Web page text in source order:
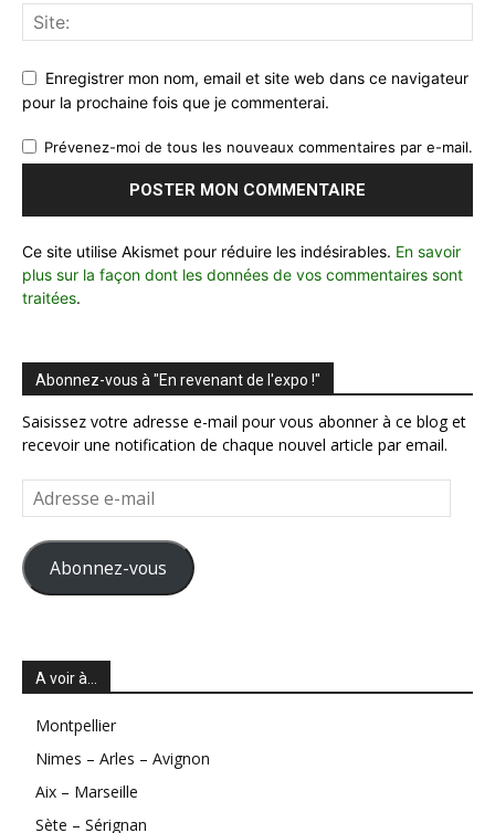
Enregistrer mon nom, email et site web dans ce navigateur
pour la prochaine fois que je commenterai.
Prévenez-moi de tous les nouveaux commentaires par e-mail.
Ce site utilise Akismet pour réduire les indésirables. En savoir
plus sur la façon dont les données de vos commentaires sont
traitées.
Abonnez-vous à "En revenant de l'expo !"
Saisissez votre adresse e-mail pour vous abonner à ce blog et
recevoir une notification de chaque nouvel article par email.
Adresse
e-
mail
Abonnez-vous
A voir à…
Montpellier
Nimes – Arles – Avignon
Aix – Marseille
Sète – Sérignan